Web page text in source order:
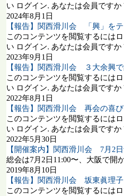
い ログイン. あなたは会員ですか
2024年8月1日
【報告】関西滑川会 「興」を
このコンテンツを閲覧するには
い ログイン. あなたは会員ですか
2023年9月1日
【報告】関西滑川会 ３大余興
このコンテンツを閲覧するには
い ログイン. あなたは会員ですか
2022年8月1日
【報告】関西滑川会 再会の喜
このコンテンツを閲覧するには
い ログイン. あなたは会員ですか
2022年5月30日
【開催案内】関西滑川会 7月2
総会は7月2日11:00〜、大阪で開
2019年8月10日
【報告】関西滑川会 坂東眞理
このコンテンツを閲覧するには